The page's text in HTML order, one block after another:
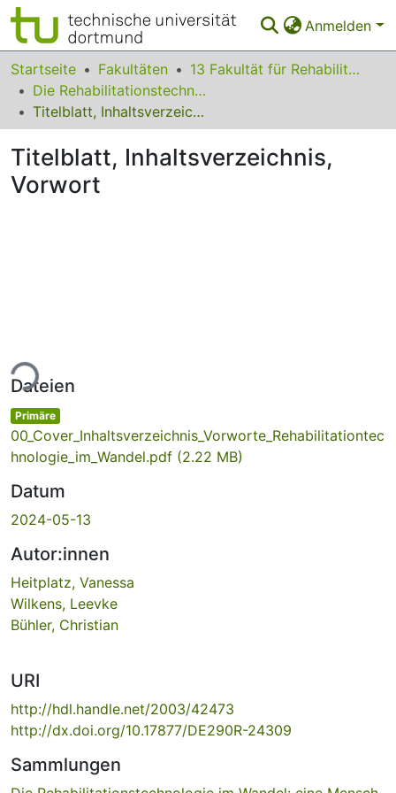
Anmelden
Bereiche & Sammlungen
Das gesamte Repositorium
FAQ
Startseite Fakultäten
13 Fakultät für Rehabilitationswissenschaften
Die Rehabilitationstechnologie im Wandel: eine Mensch-Technik-Umwelt Betrachtung
Titelblatt, Inhaltsverzeichnis, Vorwort
Titelblatt, Inhaltsverzeichnis,
Vorwort
Dateien
Primäre
00_Cover_Inhaltsverzeichnis_Vorworte_Rehabilitationtec
hnologie_im_Wandel.pdf (2.22 MB)
Datum
2024-05-13
Autor:innen
Heitplatz, Vanessa
Wilkens, Leevke
Bühler, Christian
URI
http://hdl.handle.net/2003/42473
http://dx.doi.org/10.17877/DE290R-24309
Sammlungen